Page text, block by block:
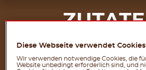
Himbeerkuchen
Diese Webseite verwendet Cookies
Wir verwenden notwendige Cookies, die
Website unbedingt erforderlich sind, und